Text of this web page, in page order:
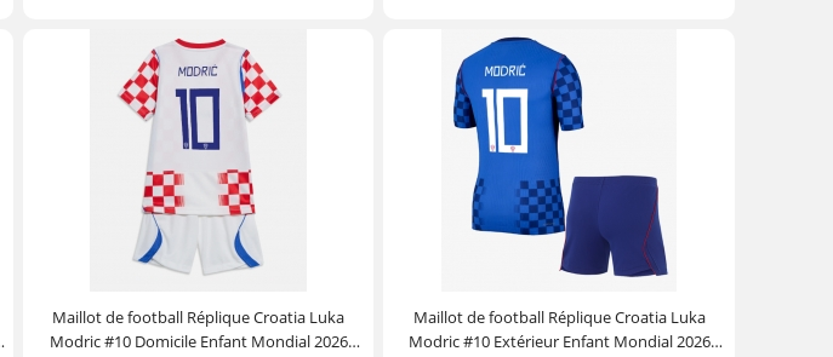
Maillot de football Réplique Croatia Luka
Modric #10 Domicile Enfant Mondial 2026
Maillot de football Réplique Croatia Luka
Modric #10 Extérieur Enfant Mondial 2026